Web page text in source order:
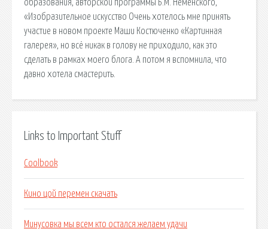
образования, авторской программы Б.М. Неменского,
«Изобразительное искусство Очень хотелось мне принять
участие в новом проекте Маши Костюченко «Картинная
галерея», но всё никак в голову не приходило, как это
сделать в рамках моего блога. А потом я вспомнила, что
давно хотела смастерить.
Links to Important Stuff
Coolbook
Кино цой перемен скачать
Минусовка мы всем кто остался желаем удачи